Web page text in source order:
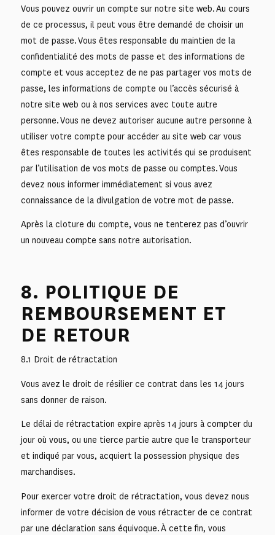
Vous pouvez ouvrir un compte sur notre site web. Au cours
de ce processus, il peut vous être demandé de choisir un
mot de passe. Vous êtes responsable du maintien de la
confidentialité des mots de passe et des informations de
compte et vous acceptez de ne pas partager vos mots de
passe, les informations de compte ou l’accès sécurisé à
notre site web ou à nos services avec toute autre
personne. Vous ne devez autoriser aucune autre personne à
utiliser votre compte pour accéder au site web car vous
êtes responsable de toutes les activités qui se produisent
par l’utilisation de vos mots de passe ou comptes. Vous
devez nous informer immédiatement si vous avez
connaissance de la divulgation de votre mot de passe.
Après la cloture du compte, vous ne tenterez pas d’ouvrir
un nouveau compte sans notre autorisation.
8. POLITIQUE DE
REMBOURSEMENT ET
DE RETOUR
8.1 Droit de rétractation
Vous avez le droit de résilier ce contrat dans les 14 jours
sans donner de raison.
Le délai de rétractation expire après 14 jours à compter du
jour où vous, ou une tierce partie autre que le transporteur
et indiqué par vous, acquiert la possession physique des
marchandises.
Pour exercer votre droit de rétractation, vous devez nous
informer de votre décision de vous rétracter de ce contrat
par une déclaration sans équivoque. À cette fin, vous